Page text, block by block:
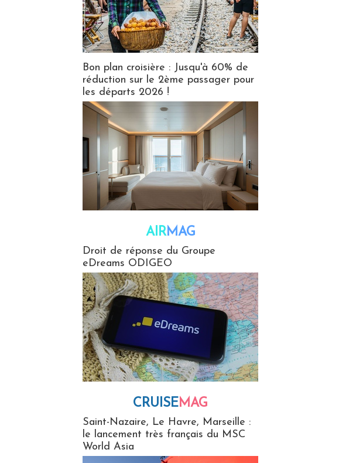
Bon plan croisière : Jusqu'à 60% de
réduction sur le 2ème passager pour
les départs 2026 !
AIRMAG
Droit de réponse du Groupe
eDreams ODIGEO
CRUISEMAG
Saint-Nazaire, Le Havre, Marseille :
le lancement très français du MSC
World Asia